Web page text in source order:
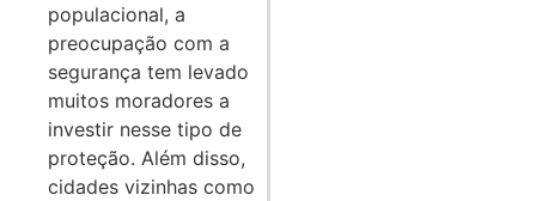
populacional, a
preocupação com a
segurança tem levado
muitos moradores a
investir nesse tipo de
proteção. Além disso,
cidades vizinhas como